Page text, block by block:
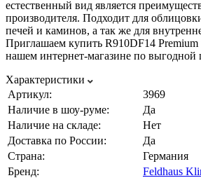
естественный вид является
производителя. Подходит для
печей и каминов, а так же для
Приглашаем купить R910DF14 Premium
нашем интернет-магазине по выгодной
Характеристики
Артикул:
3969
Наличие в шоу-руме:
Да
Наличие на складе:
Нет
Доставка по России:
Да
Страна:
Германия
Бренд:
Feldhaus